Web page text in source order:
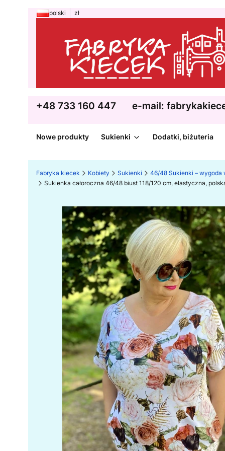
polski zł
+48 733 160 447 e-mail:
Nowe produkty Sukienki Dodatki, biżuteria
Fabryka kiecek Kobiety Sukienki
46/48 Sukienki – wygoda
Sukienka całoroczna 46/48 biust 118/120 cm, elastyczna,